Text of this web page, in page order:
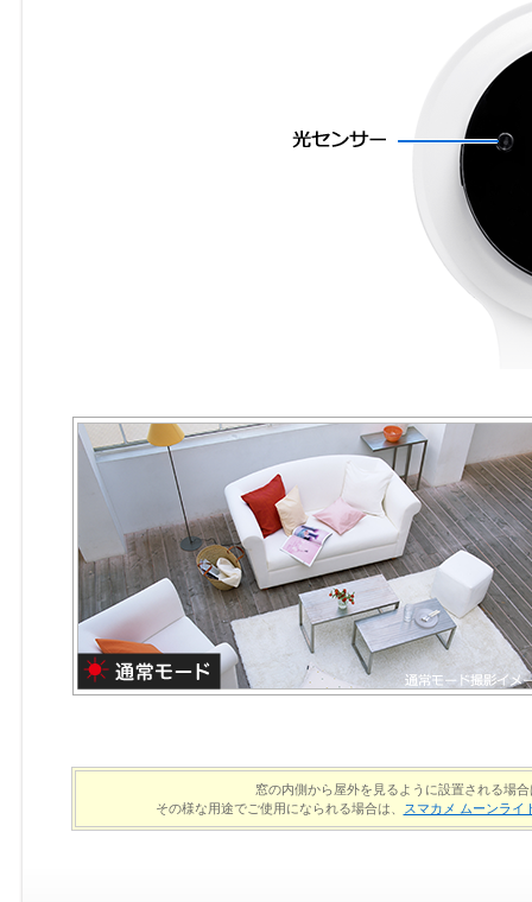
窓の内側から屋外を見るように設置される場
その様な用途でご使用になられる場合は、
スマカメ ムーンライ